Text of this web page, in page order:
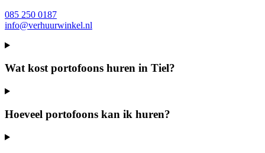
085 250 0187
info@verhuurwinkel.nl
Wat kost portofoons huren in Tiel?
Hoeveel portofoons kan ik huren?